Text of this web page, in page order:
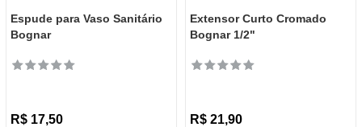
Espude para Vaso Sanitário
Bognar
R$ 17,50
Extensor Curto Cromado
Bognar 1/2"
R$ 21,90